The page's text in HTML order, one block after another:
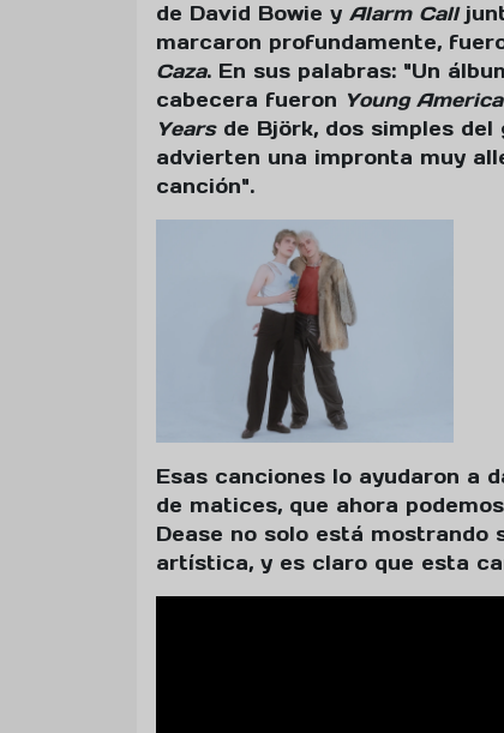
de David Bowie y Alarm Call
marcaron profundamente,
Caza. En sus palabras: "Un
cabecera fueron Young
Yearsde Björk, dos simples del
advierten una impronta muy
canción".
Esas canciones lo ayudaron a
de matices, que ahora
Dease no solo está mostrando
artística, y es claro que esta